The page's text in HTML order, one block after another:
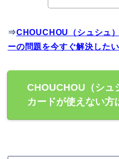
⇒CHOUCHOU（シュシュ
ーの問題を今すぐ解決した
CHOUCHOU（シュ
カードが使えない方